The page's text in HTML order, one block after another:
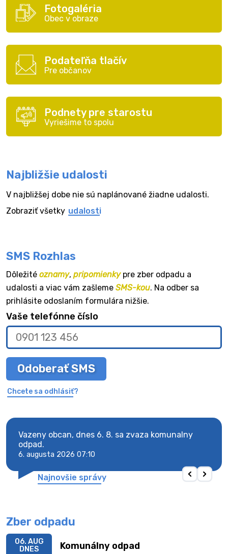
Fotogaléria
Obec v obraze
Podateľňa tlačív
Pre občanov
Podnety pre starostu
Vyriešime to spolu
Najbližšie udalosti
V najbližšej dobe nie sú naplánované žiadne udalosti.
Zobraziť všetky udalosti
SMS Rozhlas
Dôležité oznamy, pripomienkypre zber odpadu a
udalosti a viac vám zašleme SMS-kou. Na odber sa
prihlásite odoslaním formulára nižšie.
Vaše telefónne číslo
Odoberať SMS
Chcete sa odhlásiť?
Vazeny obcan, dnes 6. 8. sa zvaza komunalny
odpad.
6. augusta 2026 07:10
Najnovšie správy
Zber odpadu
Komunálny odpad
06. AUG
DNES